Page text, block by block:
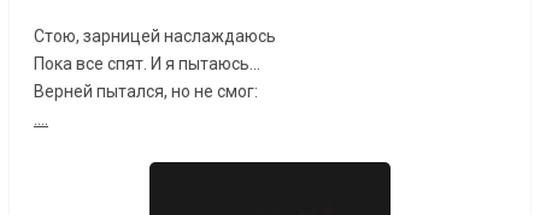
Стою, зарницей наслаждаюсь
Пока все спят. И я пытаюсь...
Верней пытался, но не смог: